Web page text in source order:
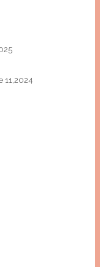
11,2024